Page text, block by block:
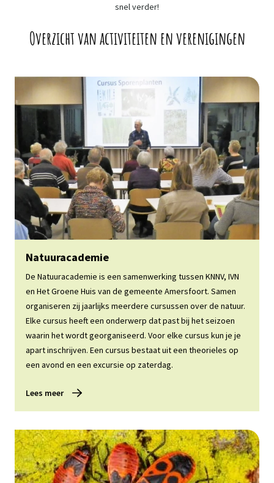
snel verder!
Overzicht van activiteiten en verenigingen
Lees meer
Natuuracademie
De Natuuracademie is een samenwerking tussen KNNV, IVN
en Het Groene Huis van de gemeente Amersfoort. Samen
organiseren zij jaarlijks meerdere cursussen over de natuur.
Elke cursus heeft een onderwerp dat past bij het seizoen
waarin het wordt georganiseerd. Voor elke cursus kun je je
apart inschrijven. Een cursus bestaat uit een theorieles op
een avond en een excursie op zaterdag.
Lees meer